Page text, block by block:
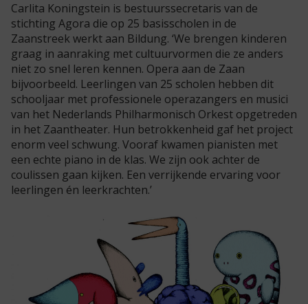
Carlita Koningstein is bestuurssecretaris van de
stichting Agora die op 25 basisscholen in de
Zaanstreek werkt aan Bildung. ‘We brengen kinderen
graag in aanraking met cultuurvormen die ze anders
niet zo snel leren kennen. Opera aan de Zaan
bijvoorbeeld. Leerlingen van 25 scholen hebben dit
schooljaar met professionele operazangers en musici
van het Nederlands Philharmonisch Orkest opgetreden
in het Zaantheater. Hun betrokkenheid gaf het project
enorm veel schwung. Vooraf kwamen pianisten met
een echte piano in de klas. We zijn ook achter de
coulissen gaan kijken. Een verrijkende ervaring voor
leerlingen én leerkrachten.’